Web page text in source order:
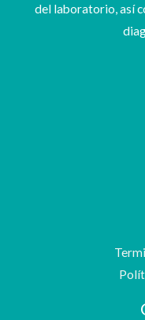
del laboratorio, así